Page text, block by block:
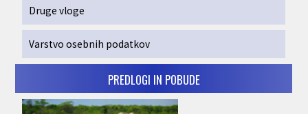
Druge vloge
Varstvo osebnih podatkov
PREDLOGI IN POBUDE